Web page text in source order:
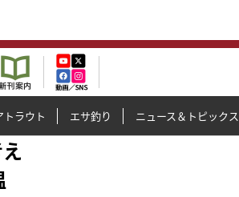
トラウト エサ釣り ニュース＆トピックス